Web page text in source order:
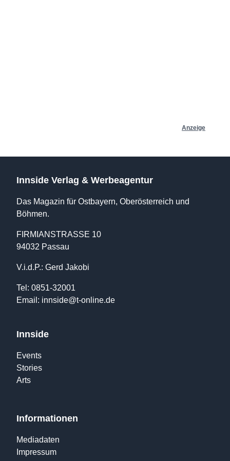
Anzeige
Innside Verlag & Werbeagentur
Das Magazin für Ostbayern, Oberösterreich und
Böhmen.
FIRMIANSTRASSE 10
94032 Passau
V.i.d.P.: Gerd Jakobi
Tel: 0851-32001
Email: innside@t-online.de
Innside
Events
Stories
Arts
Informationen
Mediadaten
Impressum